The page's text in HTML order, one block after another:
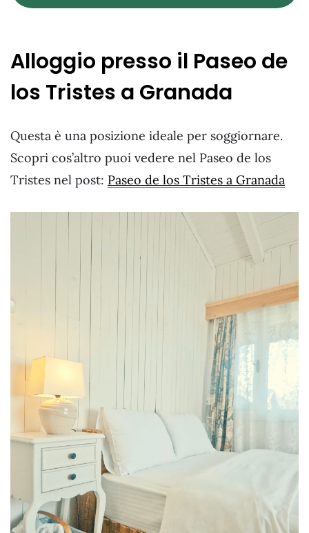
Alloggio presso il Paseo de
los Tristes a Granada
Questa è una posizione ideale per soggiornare.
Scopri cos’altro puoi vedere nel Paseo de los
Tristes nel post: Paseo de los Tristes a Granada